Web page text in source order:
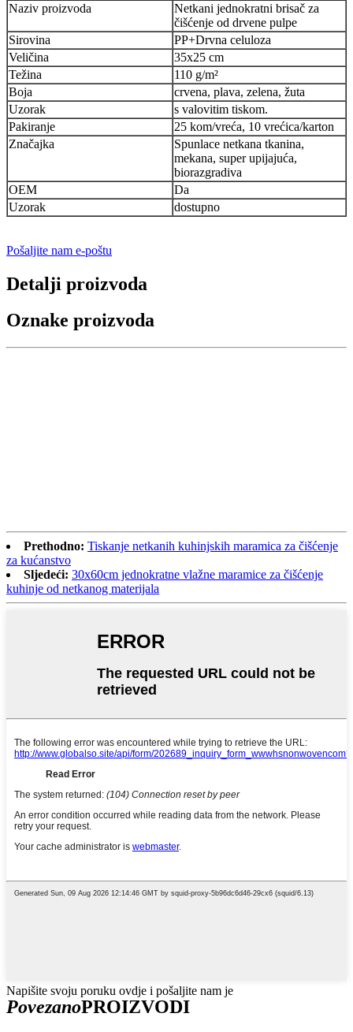
Naziv proizvoda
Netkani jednokratni brisač za
čišćenje od drvene pulpe
Sirovina
PP+Drvna celuloza
Veličina
35x25 cm
Težina
110 g/m²
Boja
crvena, plava, zelena, žuta
Uzorak
s valovitim tiskom.
Pakiranje
25 kom/vreća, 10 vrećica/karton
Značajka
Spunlace netkana tkanina,
mekana, super upijajuća,
biorazgradiva
OEM
Da
Uzorak
dostupno
Pošaljite nam e-poštu
Detalji proizvoda
Oznake proizvoda
Prethodno: Tiskanje netkanih kuhinjskih maramica za čišćenje
za kućanstvo
Sljedeći: 30x60cm jednokratne vlažne maramice za čišćenje
kuhinje od netkanog materijala
Napišite svoju poruku ovdje i pošaljite nam je
PovezanoPROIZVODI